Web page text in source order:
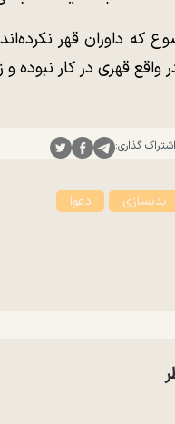
که داوران قهر
واقع قهری در کار نبوده
اشتراک گذاری:
بدنسازی دعوا